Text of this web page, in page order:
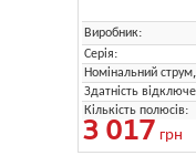
Виробник:
Серія:
Номінальний
Здатність
Кількість полюсів:
3 017 грн